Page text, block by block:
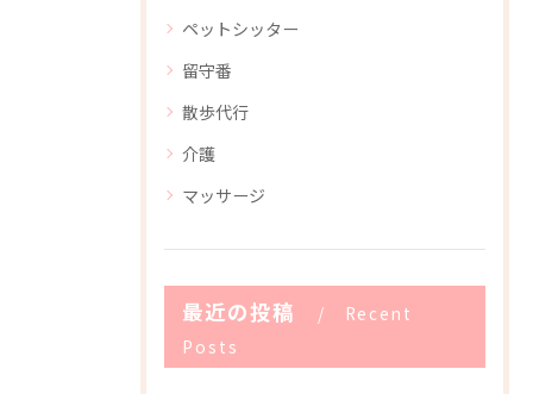
ペットシッター
留守番
散歩代行
介護
マッサージ
最近の投稿
Recent
Posts